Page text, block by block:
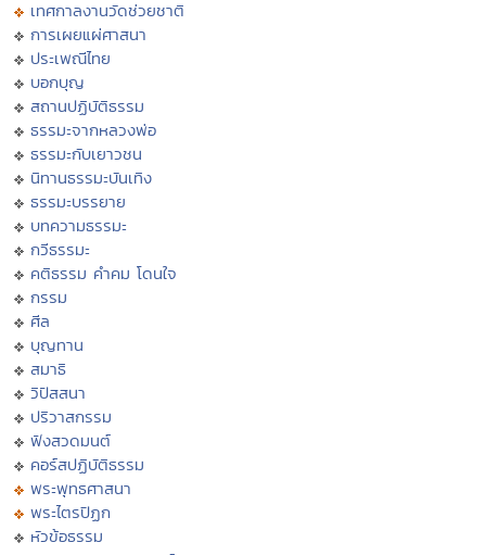
เทศกาลงานวัดช่วยชาติ
การเผยแผ่ศาสนา
ประเพณีไทย
บอกบุญ
สถานปฏิบัติธรรม
ธรรมะจากหลวงพ่อ
ธรรมะกับเยาวชน
นิทานธรรมะบันเทิง
ธรรมะบรรยาย
บทความธรรมะ
กวีธรรมะ
คติธรรม คำคม โดนใจ
กรรม
ศีล
บุญทาน
สมาธิ
วิปัสสนา
ปริวาสกรรม
ฟังสวดมนต์
คอร์สปฏิบัติธรรม
พระพุทธศาสนา
พระไตรปิฏก
หัวข้อธรรม